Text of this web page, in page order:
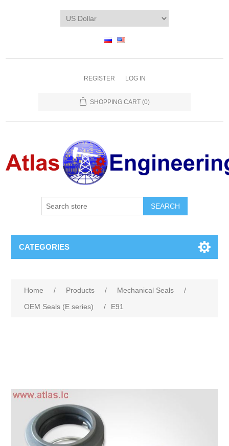
REGISTER LOG IN
SHOPPING CART (0)
CATEGORIES
Home / Products / Mechanical Seals
/
OEM Seals (E series)
/ E91